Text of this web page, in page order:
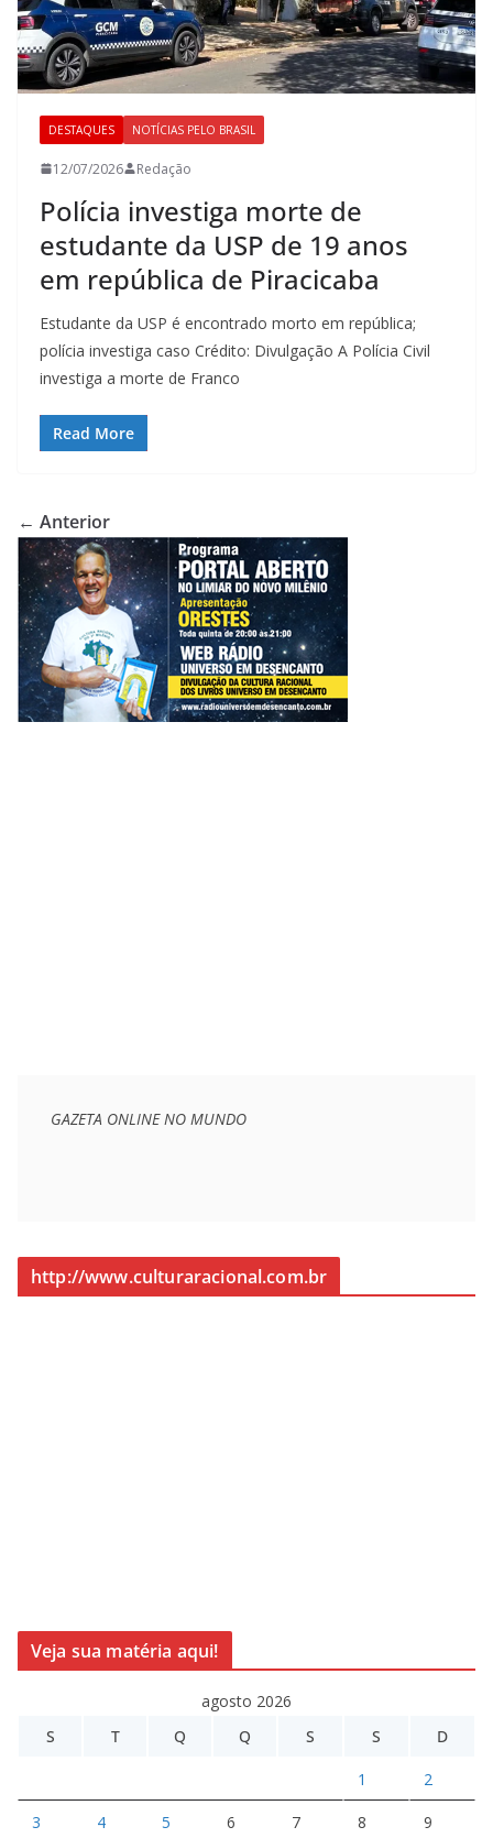
DESTAQUES NOTÍCIAS PELO BRASIL
12/07/2026 Redação
Polícia investiga morte de
estudante da USP de 19 anos
em república de Piracicaba
Estudante da USP é encontrado morto em república;
polícia investiga caso Crédito: Divulgação A Polícia Civil
investiga a morte de Franco
Read More
← Anterior
GAZETA ONLINE NO MUNDO
http://www.culturaracional.com.br
Veja sua matéria aqui!
agosto 2026
S
T Q Q S S D
1 2
3 4 5 6 7 8 9